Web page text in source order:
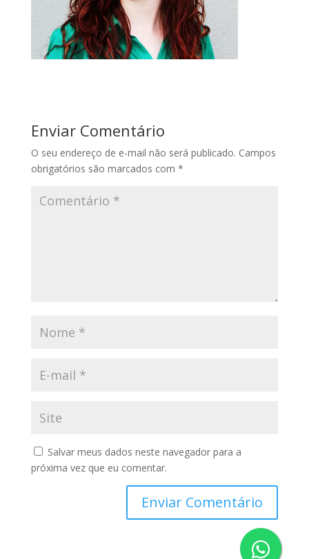
Enviar Comentário
O seu endereço de e-mail não será publicado. Campos
obrigatórios são marcados com *
Salvar meus dados neste navegador para a
próxima vez que eu comentar.